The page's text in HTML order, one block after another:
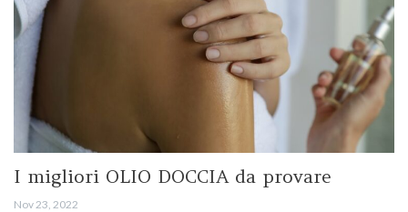
I migliori OLIO DOCCIA da provare
Nov 23, 2022